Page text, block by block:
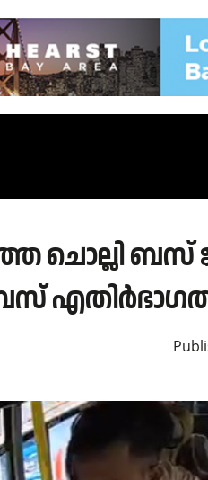
ചൊല്ലി ബസ്
എതിർഭാഗത്ത്